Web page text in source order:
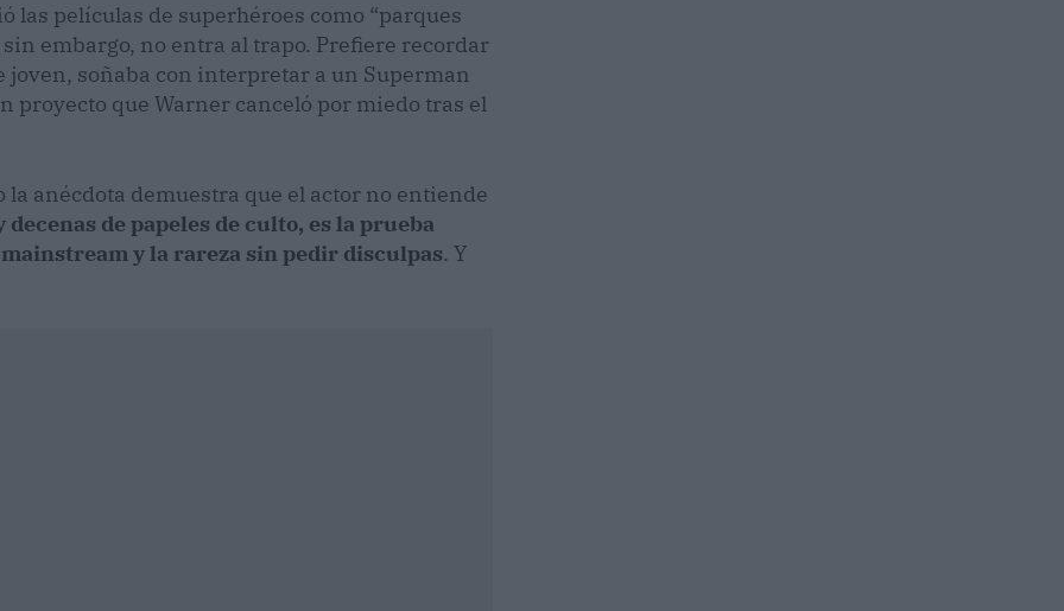
las películas de superhéroes como “parques
embargo, no entra al trapo. Prefiere recordar
joven, soñaba con interpretar a un Superman
proyecto que Warner canceló por miedo tras el
anécdota demuestra que el actor no entiende
de papeles de culto, es la prueba
y la rareza sin pedir disculpas. Y